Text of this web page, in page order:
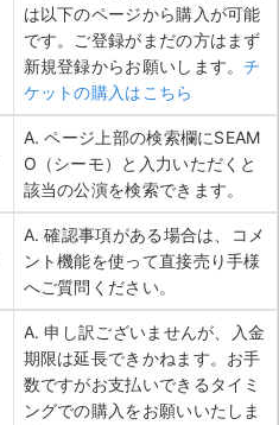
は以下のページから購入が可能
です。ご登録がまだの方はまず
新規登録からお願いします。チ
ケットの購入はこちら
A. ページ上部の検索欄にSEAM
O（シーモ）と入力いただくと
該当の公演を検索できます。
A. 確認事項がある場合は、コメ
ント機能を使って直接売り手様
へご質問ください。
A. 申し訳ございませんが、入金
期限は延長できかねます。お手
数ですがお支払いできるタイミ
ングでの購入をお願いいたしま